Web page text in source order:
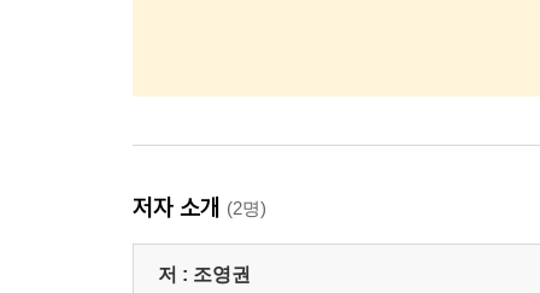
저자 소개 (2명)
저 : 조영권